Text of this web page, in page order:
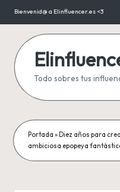
Saltar
contenido
Bienvenid@ a Elinfluencer.es <3
Todo sobres tus
Portada » Diez años para
ambiciosa epopeya